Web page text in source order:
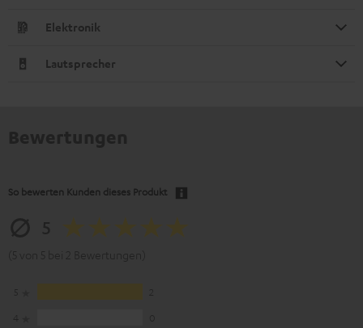
Elektronik
Lautsprecher
So bewerten Kunden dieses Produkt